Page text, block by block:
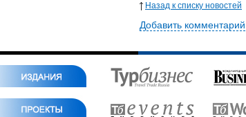
Назад к списку новостей
Добавить комментарий